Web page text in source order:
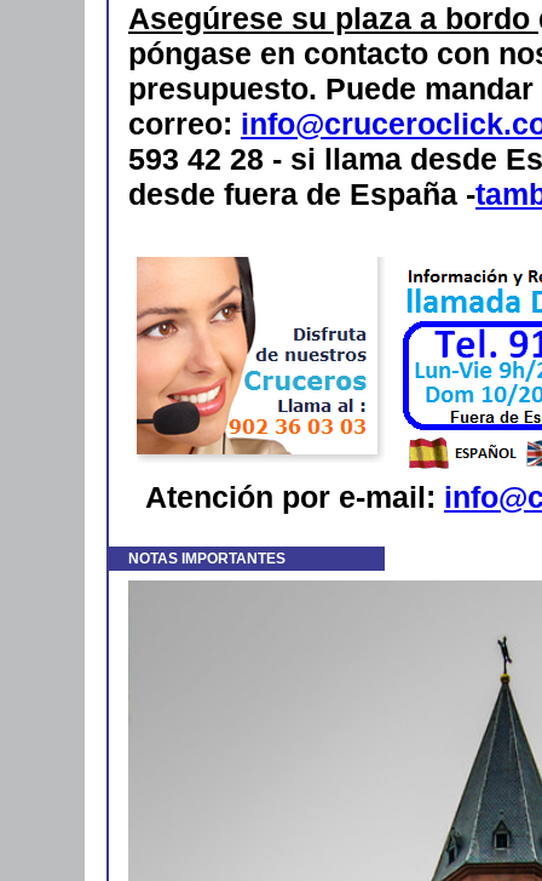
Asegúrese su plaza a bordo
póngase en contacto con
presupuesto. Puede
correo:
593 42 28 - si llama desde
desde fuera de España -
Atención por e-mail:
NOTAS IMPORTANTES